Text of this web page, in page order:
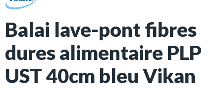
Balai lave-pont fibres
dures alimentaire PLP
UST 40cm bleu Vikan